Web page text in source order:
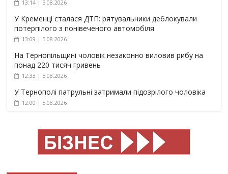
13:14 | 5.08.2026
У Кременці сталася ДТП: рятувальники деблокували
потерпілого з понівеченого автомобіля
13:09 | 5.08.2026
На Тернопільщині чоловік незаконно виловив рибу на
понад 220 тисяч гривень
12:33 | 5.08.2026
У Тернополі патрульні затримали підозрілого чоловіка
12:00 | 5.08.2026